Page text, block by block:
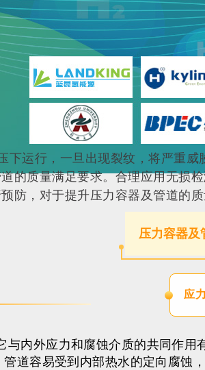
下运行，一旦出现裂纹，将严重
的质量满足要求。合理应用无损
防，对于提升压力容器及管道的
压力容器及
应
与内外应力和腐蚀介质的共同作
道容易受到内部热水的定向腐